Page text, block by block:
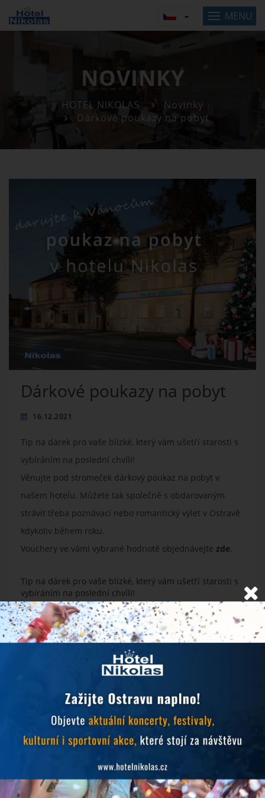
MENU
NOVINKY
HOTEL NIKOLAS
Novinky
Dárkové poukazy na pobyt
Dárkové poukazy na pobyt
16.12.2021
Tip na dárek pro vaše blízké, který vám ušetří starosti s
vybíráním na poslední chvíli!
Věnujte pod stromeček dárkový poukaz na pobyt v
našem hotelu. Můžete tak společně s obdarovaným
strávit třeba poznávací nebo romantický výlet v Ostravě
kdykoliv během roku.
Vouchery ve vámi vybrané hodnotě objednávejte zde
Tip na dárek pro vaše blízké, který vám ušetří starosti s
vybíráním na poslední chvíli!
Věnujte pod stromeček dárkový poukaz na pobyt v
našem hotelu. Můžete tak společně s obdarovaným
strávit třeba poznávací nebo romantický výlet v Ostravě
kdykoliv během roku.
Vouchery ve vámi vybrané hodnotě objednávejte
NOVINKY
Objevujte Ostravu během svého pobytu
24.6.2026
Prodlužujeme snídaně během hudebních festivalů
10.6.2026